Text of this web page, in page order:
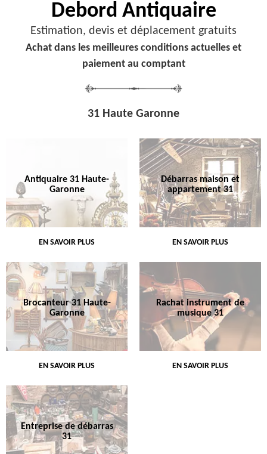
Debord Antiquaire
Estimation, devis et déplacement gratuits
Achat dans les meilleures conditions actuelles et
paiement au comptant
31 Haute Garonne
Antiquaire 31 Haute-
Garonne
EN SAVOIR PLUS
Débarras maison et
appartement 31
EN SAVOIR PLUS
Brocanteur 31 Haute-
Garonne
EN SAVOIR PLUS
Rachat instrument de
musique 31
EN SAVOIR PLUS
Entreprise de débarras
31